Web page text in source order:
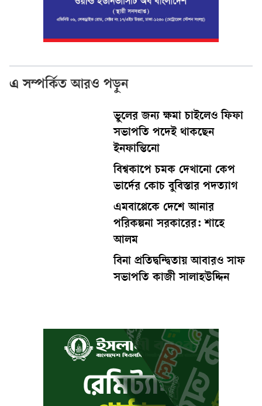
এ সম্পর্কিত আরও পড়ুন
ভুলের জন্য ক্ষমা চাইলেও ফিফা
সভাপতি পদেই থাকছেন
ইনফান্তিনো
বিশ্বকাপে চমক দেখানো কেপ
ভার্দের কোচ বুবিস্তার পদত্যাগ
এমবাপ্পেকে দেশে আনার
পরিকল্পনা সরকারের: শাহে
আলম
বিনা প্রতিদ্বন্দ্বিতায় আবারও সাফ
সভাপতি কাজী সালাহউদ্দিন